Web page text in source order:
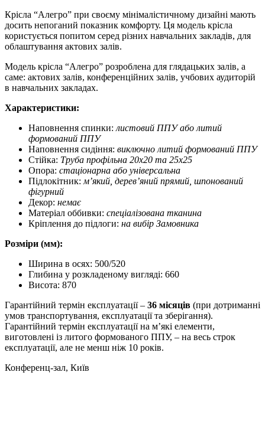
Крісла “Алегро” при своєму мінімалістичному дизайні мають
досить непоганий показник комфорту. Ця модель крісла
користується попитом серед різних навчальних закладів, для
облаштування актових залів.
Модель крісла “Алегро” розроблена для глядацьких залів, а
саме: актових залів, конференційних залів, учбових аудиторій
в навчальних закладах.
Характеристики:
Наповнення спинки: листовий ППУ або литий
формований ППУ
Наповнення сидіння: виключно литий формований ППУ
Стійка: Труба профільна 20х20 та 25х25
Опора: стаціонарна або універсальна
Підлокітник: м’який, дерев’яний прямий, шпонований
фігурний
Декор: немає
Матеріал оббивки: спеціалізована тканина
Кріплення до підлоги: на вибір Замовника
Розміри (мм):
Ширина в осях: 500/520
Глибина у розкладеному вигляді: 660
Висота: 870
Гарантійний термін експлуатації – 36 місяців (при дотриманні
умов транспортування, експлуатації та зберігання).
Гарантійний термін експлуатації на м’які елементи,
виготовлені із литого формованого ППУ, – на весь строк
експлуатації, але не менш ніж 10 років.
Конференц-зал, Київ